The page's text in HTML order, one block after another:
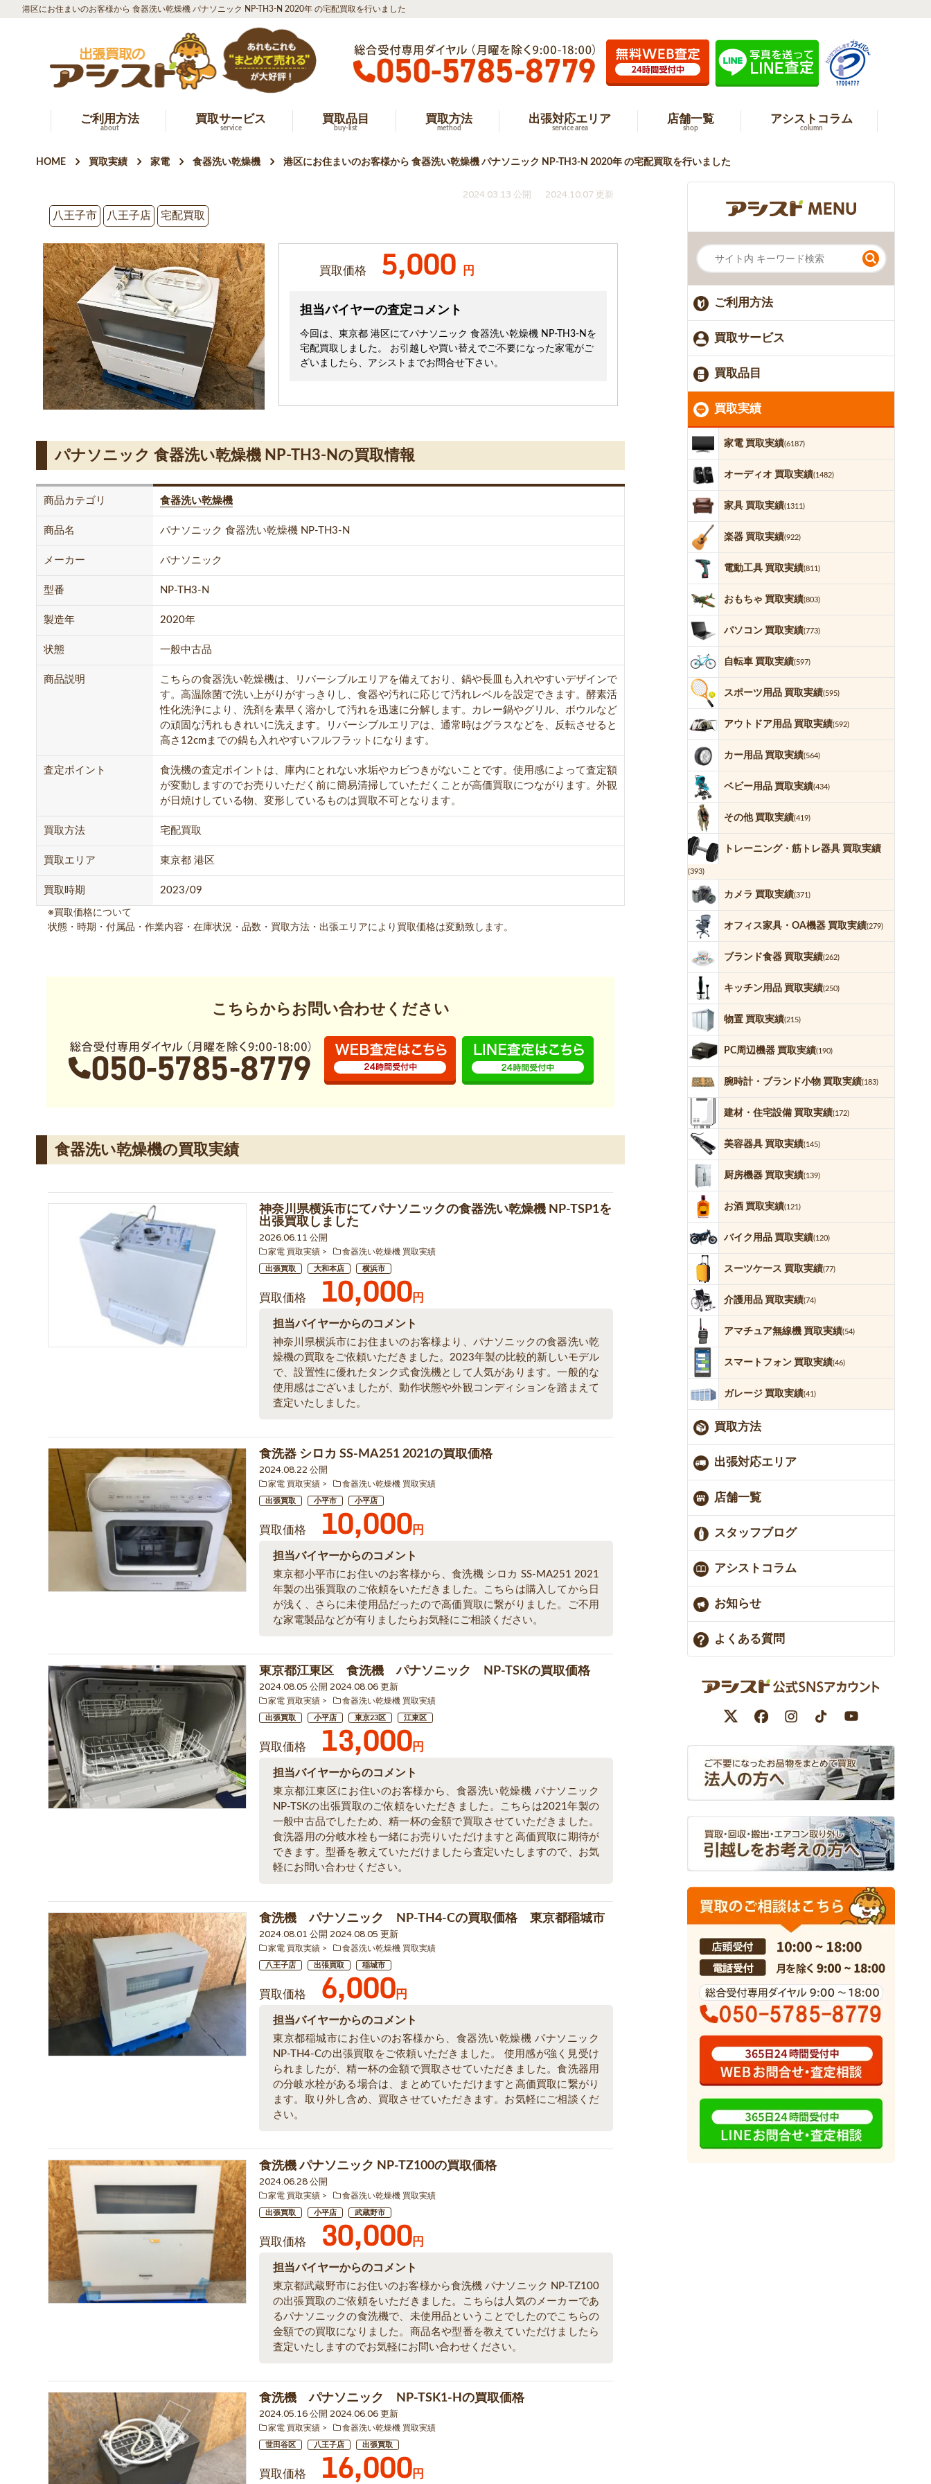
港区にお住まいのお客様から 食器洗い乾燥機 パナソニック NP-TH3-N 2020年 の宅配買取を行いました
ご利用方法
about
買取サービス
service
買取品目
buy-list
買取方法
method
出張対応エリア
service area
店舗一覧
shop
アシストコラム
column
HOME 買取実績 家電 食器洗い乾燥機 港区にお住まいのお客様から 食器洗い乾燥機 パナソニック NP-TH3-N 2020年 の宅配買取を行いました
2024.03.13 公開
2024.10.07 更新
八王子市
八王子店 宅配買取
買取価格 5,000 円
担当バイヤーの査定コメント
今回は、東京都 港区にてパナソニック 食器洗い乾燥機 NP-TH3-Nを
宅配買取しました。 お引越しや買い替えでご不要になった家電がご
ざいましたら、アシストまでお問合せ下さい。
パナソニック 食器洗い乾燥機 NP-TH3-Nの買取情報
商品カテゴリ 食器洗い乾燥機
商品名 パナソニック 食器洗い乾燥機 NP-TH3-N
メーカー パナソニック
型番 NP-TH3-N
製造年 2020年
状態 一般中古品
商品説明
こちらの食器洗い乾燥機は、リバーシブルエリアを備えており、鍋や長皿も入れやすいデザインで
す。高温除菌で洗い上がりがすっきりし、食器や汚れに応じて汚れレベルを設定できます。酵素活
性化洗浄により、洗剤を素早く溶かして汚れを迅速に分解します。カレー鍋やグリル、ボウルなど
の頑固な汚れもきれいに洗えます。リバーシブルエリアは、通常時はグラスなどを、反転させると
高さ12cmまでの鍋も入れやすいフルフラットになります。
査定ポイント
食洗機の査定ポイントは、庫内にとれない水垢やカビつきがないことです。使用感によって査定額
が変動しますのでお売りいただく前に簡易清掃していただくことが高価買取につながります。外観
が日焼けしている物、変形しているものは買取不可となります。
買取方法 宅配買取
買取エリア 東京都 港区
買取時期 2023/09
※買取価格について
状態・時期・付属品・作業内容・在庫状況・品数・買取方法・出張エリアにより買取価格は変動致します。
こちらからお問い合わせください
食器洗い乾燥機の買取実績
神奈川県横浜市にてパナソニックの食器洗い乾燥機 NP-TSP1を
出張買取しました
2026.06.11 公開
家電 買取実績 食器洗い乾燥機 買取実績
出張買取 大和本店 横浜市
買取価格 10,000円
担当バイヤーからのコメント
神奈川県横浜市にお住まいのお客様より、パナソニックの食器洗い乾
燥機の買取をご依頼いただきました。2023年製の比較的新しいモデル
で、設置性に優れたタンク式食洗機として人気があります。一般的な
使用感はございましたが、動作状態や外観コンディションを踏まえて
査定いたしました。
食洗器 シロカ SS-MA251 2021の買取価格
2024.08.22 公開
家電 買取実績 食器洗い乾燥機 買取実績
出張買取 小平市 小平店
買取価格 10,000円
担当バイヤーからのコメント
東京都小平市にお住いのお客様から、食洗機 シロカ SS-MA251 2021
年製の出張買取のご依頼をいただきました。こちらは購入してから日
が浅く、さらに未使用品だったので高価買取に繋がりました。ご不用
な家電製品などが有りましたらお気軽にご相談ください。
東京都江東区 食洗機 パナソニック NP-TSKの買取価格
2024.08.05 公開 2024.08.06 更新
家電 買取実績 食器洗い乾燥機 買取実績
出張買取 小平店 東京23区 江東区
買取価格 13,000円
担当バイヤーからのコメント
東京都江東区にお住いのお客様から、食器洗い乾燥機 パナソニック
NP-TSKの出張買取のご依頼をいただきました。こちらは2021年製の
一般中古品でしたため、精一杯の金額で買取させていただきました。
食洗器用の分岐水栓も一緒にお売りいただけますと高価買取に期待が
できます。型番を教えていただけましたら査定いたしますので、お気
軽にお問い合わせください。
食洗機 パナソニック NP-TH4-Cの買取価格 東京都稲城市
2024.08.01 公開 2024.08.05 更新
家電 買取実績 食器洗い乾燥機 買取実績
八王子店 出張買取 稲城市
買取価格 6,000円
担当バイヤーからのコメント
東京都稲城市にお住いのお客様から、食器洗い乾燥機 パナソニック
NP-TH4-Cの出張買取をご依頼いただきました。 使用感が強く見受け
られましたが、精一杯の金額で買取させていただきました。食洗器用
の分岐水栓がある場合は、まとめていただけますと高価買取に繋がり
ます。取り外し含め、買取させていただきます。お気軽にご相談くだ
さい。
食洗機 パナソニック NP-TZ100の買取価格
2024.06.28 公開
家電 買取実績 食器洗い乾燥機 買取実績
出張買取 小平店 武蔵野市
買取価格 30,000円
担当バイヤーからのコメント
東京都武蔵野市にお住いのお客様から食洗機 パナソニック NP-TZ100
の出張買取のご依頼をいただきました。こちらは人気のメーカーであ
るパナソニックの食洗機で、未使用品ということでしたのでこちらの
金額での買取になりました。商品名や型番を教えていただけましたら
査定いたしますのでお気軽にお問い合わせください。
食洗機 パナソニック NP-TSK1-Hの買取価格
2024.05.16 公開 2024.06.06 更新
家電 買取実績 食器洗い乾燥機 買取実績
世田谷区 八王子店 出張買取
買取価格 16,000円
ご利用方法
買取サービス
買取品目
買取実績
家電 買取実績(6187)
オーディオ 買取実績(1482)
家具 買取実績(1311)
楽器 買取実績(922)
電動工具 買取実績(811)
おもちゃ 買取実績(803)
パソコン 買取実績(773)
自転車 買取実績(597)
スポーツ用品 買取実績(595)
アウトドア用品 買取実績(592)
カー用品 買取実績(564)
ベビー用品 買取実績(434)
その他 買取実績(419)
トレーニング・筋トレ器具 買取実績
(393)
カメラ 買取実績(371)
オフィス家具・OA機器 買取実績(279)
ブランド食器 買取実績(262)
キッチン用品 買取実績(250)
物置 買取実績(215)
PC周辺機器 買取実績(190)
腕時計・ブランド小物 買取実績(183)
建材・住宅設備 買取実績(172)
美容器具 買取実績(145)
厨房機器 買取実績(139)
お酒 買取実績(121)
バイク用品 買取実績(120)
スーツケース 買取実績(77)
介護用品 買取実績(74)
アマチュア無線機 買取実績(54)
スマートフォン 買取実績(46)
ガレージ 買取実績(41)
買取方法
出張対応エリア
店舗一覧
スタッフブログ
アシストコラム
お知らせ
よくある質問